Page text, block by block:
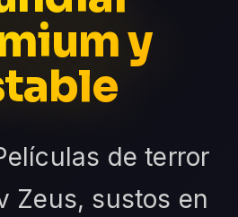
y
de terror
Zeus, sustos en